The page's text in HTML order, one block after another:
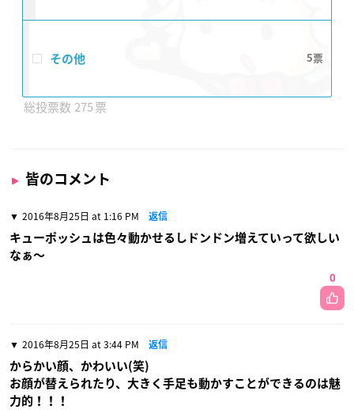
その他 5
275
皆のコメント
2016年8月25日 at 1:16 PM 返信
キューポッシュは色々動かせるしドンドン増えていって欲しい
なぁ〜
0
2016年8月25日 at 3:44 PM 返信
からかい顔、かわいい(笑)
お顔が替えられたり、大きく手足も動かすことができるのは魅
力的！！！